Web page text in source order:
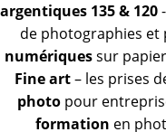
argentiques 135 & 120
de photographies et
numériquessur
Fine art– les prises
photo pour
formation en